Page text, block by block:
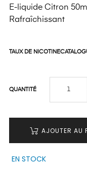
E-liquide Citron
Rafraîchissant
TAUX DE
QUANTITÉ
AJOUTER AU
EN STOCK